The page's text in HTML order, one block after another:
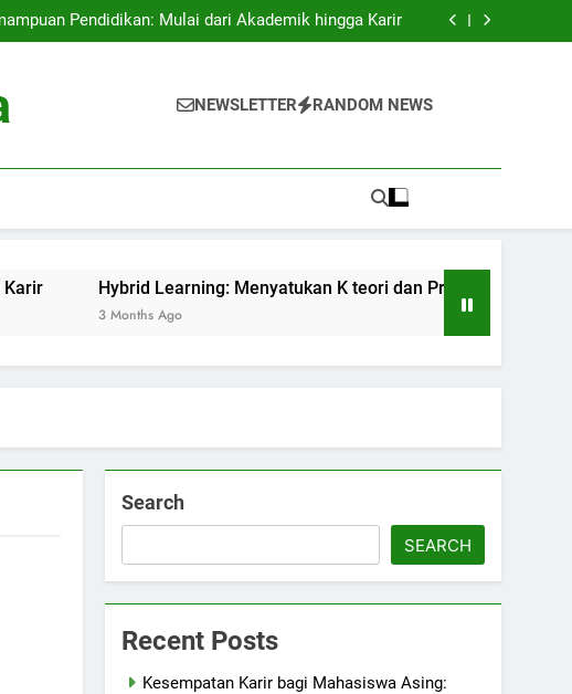
Pendidikan: Mulai dari Akademik hingga Karir
K teori dan Praktis dalam Pendidikan Masa
Pendidikan: Mulai dari Akademik hingga Karir
K teori dan Praktis dalam Pendidikan Masa
NEWSLETTER RANDOM NEWS
Hybrid Learning: Menyatukan K teori dan Praktis dalam Pendidikan
3 Months Ago
Search
SEARCH
Recent Posts
Kesempatan Karir bagi Mahasiswa Asing: